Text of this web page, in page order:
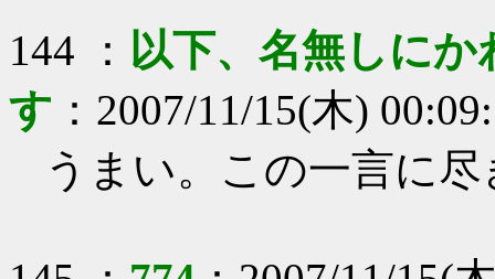
144 ： 以下、名無しに
す ： 2007/11/15(木)
うまい。この一言に